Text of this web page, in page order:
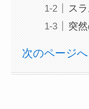
ス
突
次のページへ